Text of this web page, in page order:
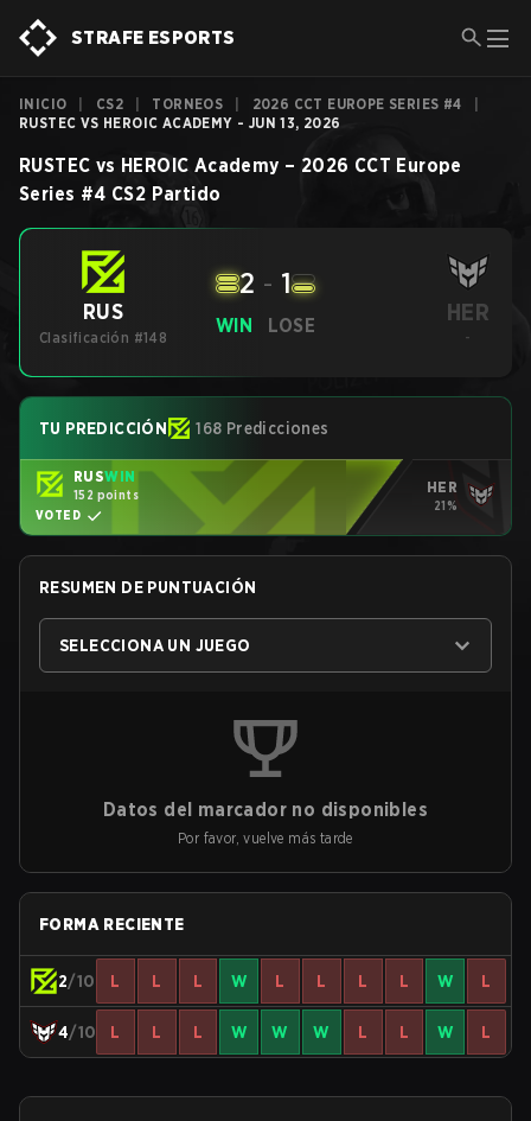
STRAFE ESPORTS
INICIO CS2 TORNEOS 2026 CCT EUROPE SERIES #4
RUSTEC VS HEROIC ACADEMY - JUN 13, 2026
RUSTEC vs HEROIC Academy – 2026 CCT Europe
Series #4 CS2 Partido
RUS
Clasificación #148
WIN
2 - 1
LOSE HER
-
TU PREDICCIÓN 168 Predicciones
RUSWIN
152 points
VOTED
HER
21%
RESUMEN DE PUNTUACIÓN
SELECCIONA UN JUEGO
Datos del marcador no disponibles
Por favor, vuelve más tarde
FORMA RECIENTE
2/10 L L L W L L L L W L
4/10 L L L W W W L L W L